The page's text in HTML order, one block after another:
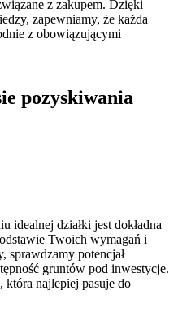
z zakupem. Dzięki
zapewniamy, że każda
z obowiązującymi
pozyskiwania
idealnej działki jest dokładna
Twoich wymagań i
sprawdzamy potencjał
gruntów pod inwestycje.
która najlepiej pasuje do